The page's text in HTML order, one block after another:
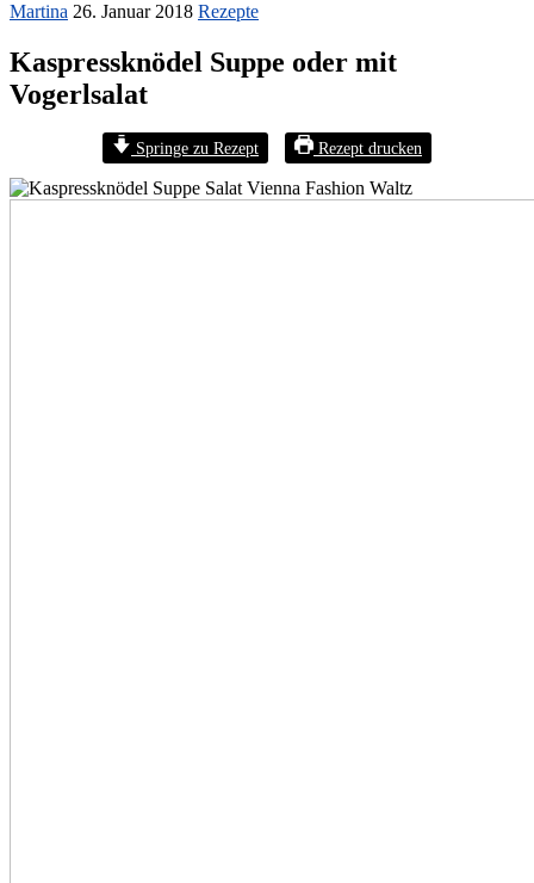
Martina 26. Januar 2018 Rezepte
Kaspressknödel Suppe oder mit
Vogerlsalat
Springe zu Rezept Rezept drucken